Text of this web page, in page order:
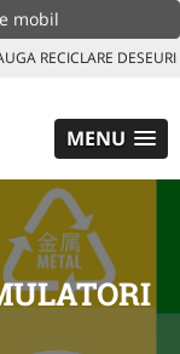
mobil
RECICLARE DESEURI
MENU